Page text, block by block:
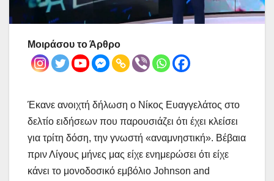
Μοιράσου το Άρθρο
Έκανε ανοιχτή δήλωση ο Νίκος Ευαγγελάτος στο
δελτίο ειδήσεων που παρουσιάζει ότι έχει κλείσει
για τρίτη δόση, την γνωστή «αναμνηστική». Βέβαια
πριν Λίγους μήνες μας είχε ενημερώσει ότι είχε
κάνει το μονοδοσικό εμβόλιο Johnson and